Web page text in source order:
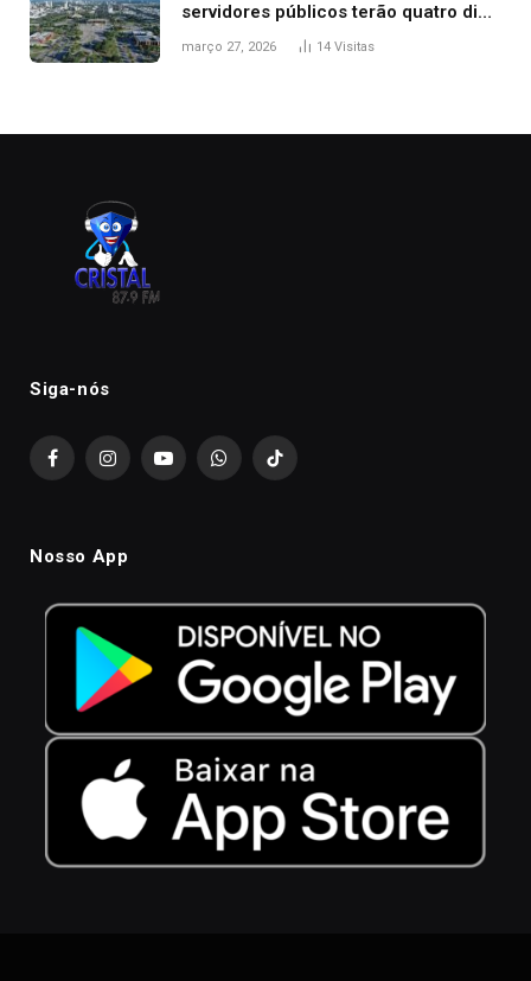
servidores públicos terão quatro dias
de folga na Semana Santa
março 27, 2026 14 Visitas
Siga-nós
FacebookInstagramYouTubeWhatsAppTikTok
Nosso App